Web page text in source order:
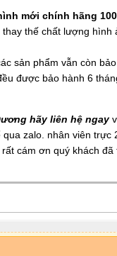
mới chính hãng
thế chất lượng hình
sản phẩm vẫn còn
được bảo hành 6
hãy liên hệ ngay
qua zalo. nhân viên trực
cám ơn quý khách